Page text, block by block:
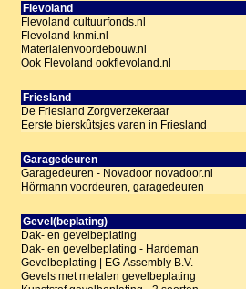
Flevoland
Flevoland cultuurfonds.nl
Flevoland knmi.nl
Materialenvoordebouw.nl
Ook Flevoland ookflevoland.nl
Friesland
De Friesland Zorgverzekeraar
Eerste bierskûtsjes varen in Friesland
Garagedeuren
Garagedeuren - Novadoor novadoor.nl
Hörmann voordeuren, garagedeuren
Gevel(beplating)
Dak- en gevelbeplating
Dak- en gevelbeplating - Hardeman
Gevelbeplating | EG Assembly B.V.
Gevels met metalen gevelbeplating